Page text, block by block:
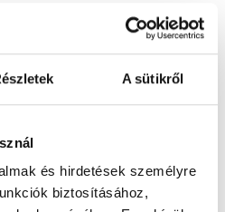
A sütikről
és hirdetések személyre
biztosításához,
se o něm úplný a přesný
se umožní
zápisu se odevzdá
lze upustit, pokud
oznamovatel
není oprávněna podat